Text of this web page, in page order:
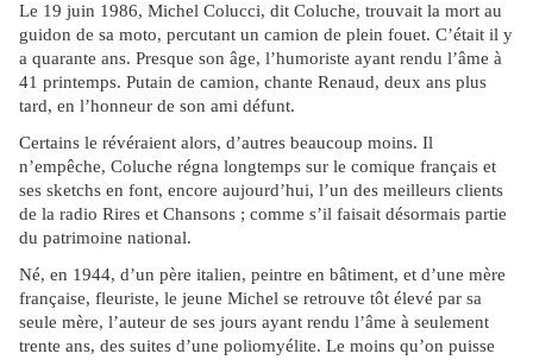
Le 19 juin 1986, Michel Colucci, dit Coluche, trouvait la mort au
guidon de sa moto, percutant un camion de plein fouet. C’était il y
a quarante ans. Presque son âge, l’humoriste ayant rendu l’âme à
41 printemps. Putain de camion, chante Renaud, deux ans plus
tard, en l’honneur de son ami défunt.
Certains le révéraient alors, d’autres beaucoup moins. Il
n’empêche, Coluche régna longtemps sur le comique français et
ses sketchs en font, encore aujourd’hui, l’un des meilleurs clients
de la radio Rires et Chansons ; comme s’il faisait désormais partie
du patrimoine national.
Né, en 1944, d’un père italien, peintre en bâtiment, et d’une mère
française, fleuriste, le jeune Michel se retrouve tôt élevé par sa
seule mère, l’auteur de ses jours ayant rendu l’âme à seulement
trente ans, des suites d’une poliomyélite. Le moins qu’on puisse